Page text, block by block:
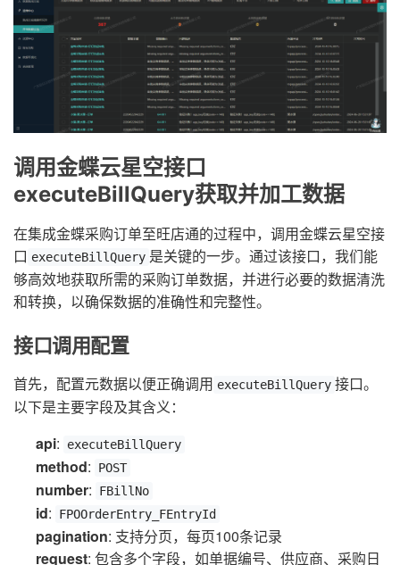
调用金蝶云星空接口
executeBillQuery获取并加工数据
在集成金蝶采购订单至旺店通的过程中，调用金蝶云星空接
口 executeBillQuery 是关键的一步。通过该接口，我们能
够高效地获取所需的采购订单数据，并进行必要的数据清洗
和转换，以确保数据的准确性和完整性。
接口调用配置
首先，配置元数据以便正确调用 executeBillQuery 接口。
以下是主要字段及其含义：
api: executeBillQuery
method: POST
number: FBillNo
id: FPOOrderEntry_FEntryId
pagination: 支持分页，每页100条记录
request: 包含多个字段，如单据编号、供应商、采购日